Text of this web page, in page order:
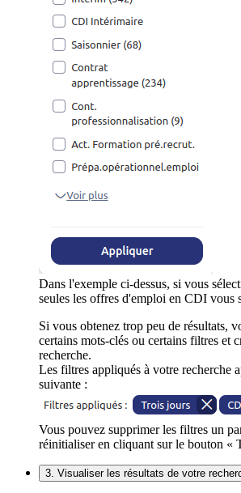
Dans l'exemple ci-dessus, si vous
seules les offres d'emploi en CDI vous
Si vous obtenez trop peu de résultats,
certains mots-clés ou certains filtres et
recherche.
Les filtres appliqués à votre recherche
suivante :
Vous pouvez supprimer les filtres un
réinitialiser en cliquant sur le bouton «
3. Visualiser les résultats de votre